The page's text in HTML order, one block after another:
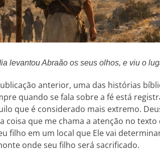
levantou Abraão os seus olhos, e viu o
anterior, uma das histórias
quando se fala sobre a fé está
que é considerado mais extremo.
coisa que me chama a atenção no
filho em um local que Ele vai
onde seu filho será sacrificado.